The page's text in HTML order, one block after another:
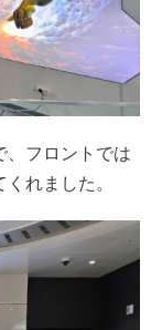
、フロントでは
れました。